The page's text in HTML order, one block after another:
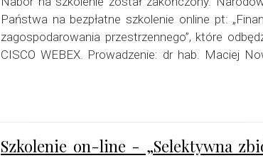
Państwa na bezpłatne szkolenie online pt:
zagospodarowania przestrzennego”, które
CISCO WEBEX. Prowadzenie: dr hab. Maciej
Szkolenie on-line - „Selektywna